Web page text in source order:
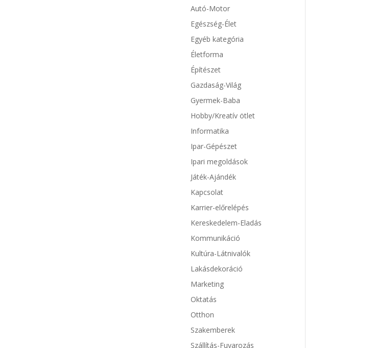
Autó-Motor
Egészség-Élet
Egyéb kategória
Életforma
Építészet
Gazdaság-Világ
Gyermek-Baba
Hobby/Kreatív ötlet
Informatika
Ipar-Gépészet
Ipari megoldások
Játék-Ajándék
Kapcsolat
Karrier-előrelépés
Kereskedelem-Eladás
Kommunikáció
Kultúra-Látnivalók
Lakásdekoráció
Marketing
Oktatás
Otthon
Szakemberek
Szállítás-Fuvarozás